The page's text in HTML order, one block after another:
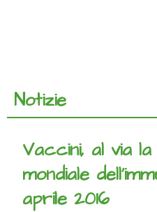
Notizie
Vaccini, al via
mondiale
aprile 2016